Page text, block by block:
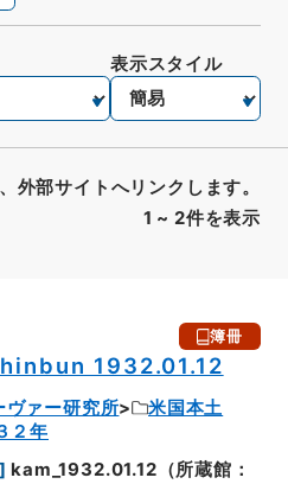
1 ~ 2件を表示
表示スタイル
外部サイトへリンクします。
簿冊
1932.01.12
ヴァー研究所
米国本土
２年
] kam_1932.01.12（所蔵館：